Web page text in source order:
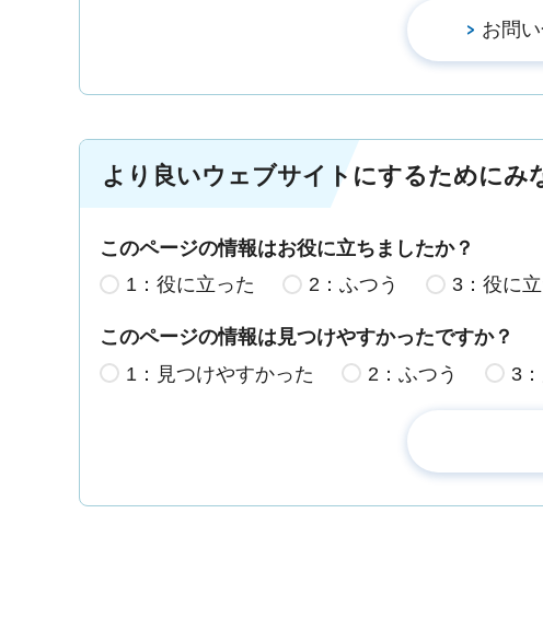
より良いウェブサイトにするためにみ
このページの情報はお役に立ちましたか？
1：役に立った
2：ふつう 3：役に
このページの情報は見つけやすかったですか？
1：見つけやすかった
2：ふつう 3